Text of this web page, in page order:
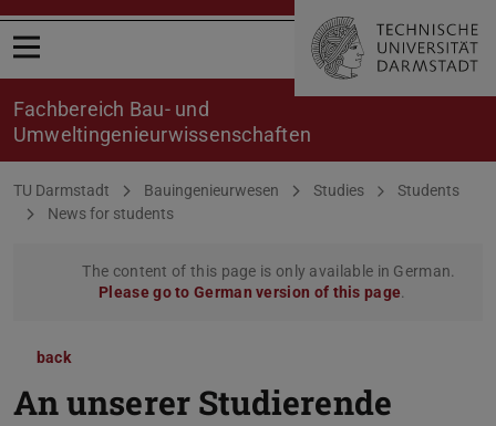
Open menu
Fachbereich Bau- und
Umweltingenieurwissenschaften
You are here:
TU Darmstadt Bauingenieurwesen Studies
Students
News for students
The content of this page is only available in German.
Please go to German version of this page.
back
An unserer Studierende